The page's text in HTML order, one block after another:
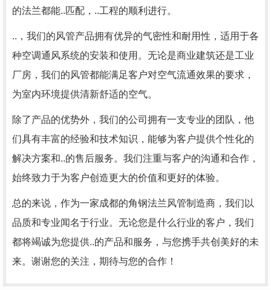
的法兰都能..匹配，..工程的顺利进行。
..，我们的风管产品拥有优异的气密性和耐用性，适用于各
种空调通风系统的安装和使用。无论是商业建筑还是工业
厂房，我们的风管都能满足客户对空气流通效果的要求，
为室内环境提供清新舒适的空气。
除了产品的优势外，我们的公司拥有一支专业的团队，他
们具有丰富的经验和技术知识，能够为客户提供个性化的
解决方案和..的售后服务。我们注重与客户的沟通和合作，
始终致力于为客户创造更大的价值和更好的体验。
总的来说，作为一家成都的角钢法兰风管制造商，我们以
品质和专业闻名于行业。无论您是什么行业的客户，我们
都将竭诚为您提供..的产品和服务，与您携手共创美好的未
来。谢谢您的关注，期待与您的合作！